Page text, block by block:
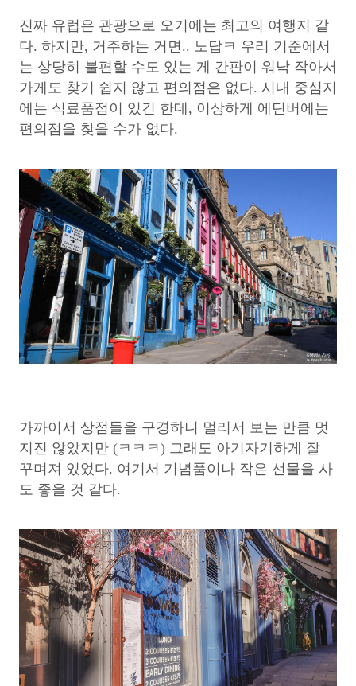
진짜 유럽은 관광으로 오기에는 최고의 여행지 같
다. 하지만, 거주하는 거면.. 노답ㅋ 우리 기준에서
는 상당히 불편할 수도 있는 게 간판이 워낙 작아서
가게도 찾기 쉽지 않고 편의점은 없다. 시내 중심지
에는 식료품점이 있긴 한데, 이상하게 에딘버에는
편의점을 찾을 수가 없다.
가까이서 상점들을 구경하니 멀리서 보는 만큼 멋
지진 않았지만 (ㅋㅋㅋ) 그래도 아기자기하게 잘
꾸며져 있었다. 여기서 기념품이나 작은 선물을 사
도 좋을 것 같다.